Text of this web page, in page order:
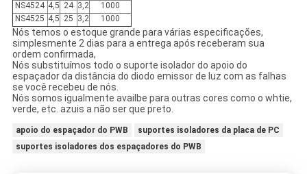
NS4524 4,5 24 3,2
1000
NS4525 4,5 25 3,2 1000
Nós temos o estoque grande para várias especificações,
simplesmente 2 dias para a entrega após receberam sua
ordem confirmada,
Nós substituímos todo o suporte isolador do apoio do
espaçador da distância do diodo emissor de luz com as falhas
se você recebeu de nós.
Nós somos igualmente availbe para outras cores como o whtie,
verde, etc. azuis a não ser que preto.
apoio do espaçador do PWB
suportes isoladores da placa de PC
suportes isoladores dos espaçadores do PWB